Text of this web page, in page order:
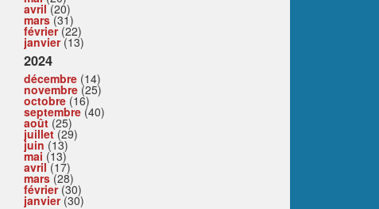
avril(20)
mars(31)
février(22)
janvier(13)
2024
décembre (14)
novembre (25)
octobre (16)
septembre (40)
août (25)
juillet(29)
juin (13)
mai (13)
avril(17)
mars(28)
février(30)
janvier(30)